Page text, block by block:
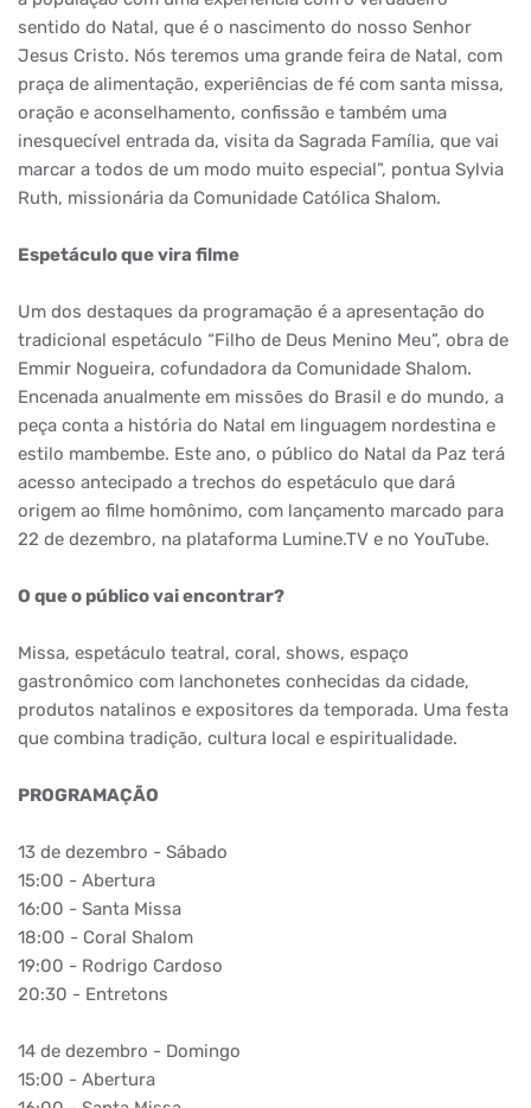
sentido do Natal, que é o nascimento do nosso Senhor
Jesus Cristo. Nós teremos uma grande feira de Natal, com
praça de alimentação, experiências de fé com santa missa,
oração e aconselhamento, confissão e também uma
inesquecível entrada da, visita da Sagrada Família, que vai
marcar a todos de um modo muito especial”, pontua Sylvia
Ruth, missionária da Comunidade Católica Shalom.
Espetáculo que vira filme
Um dos destaques da programação é a apresentação do
tradicional espetáculo “Filho de Deus Menino Meu”, obra de
Emmir Nogueira, cofundadora da Comunidade Shalom.
Encenada anualmente em missões do Brasil e do mundo, a
peça conta a história do Natal em linguagem nordestina e
estilo mambembe. Este ano, o público do Natal da Paz terá
acesso antecipado a trechos do espetáculo que dará
origem ao filme homônimo, com lançamento marcado para
22 de dezembro, na plataforma Lumine.TV e no YouTube.
O que o público vai encontrar?
Missa, espetáculo teatral, coral, shows, espaço
gastronômico com lanchonetes conhecidas da cidade,
produtos natalinos e expositores da temporada. Uma festa
que combina tradição, cultura local e espiritualidade.
PROGRAMAÇÃO
13 de dezembro - Sábado
15:00 - Abertura
16:00 - Santa Missa
18:00 - Coral Shalom
19:00 - Rodrigo Cardoso
20:30 - Entretons
14 de dezembro - Domingo
15:00 - Abertura